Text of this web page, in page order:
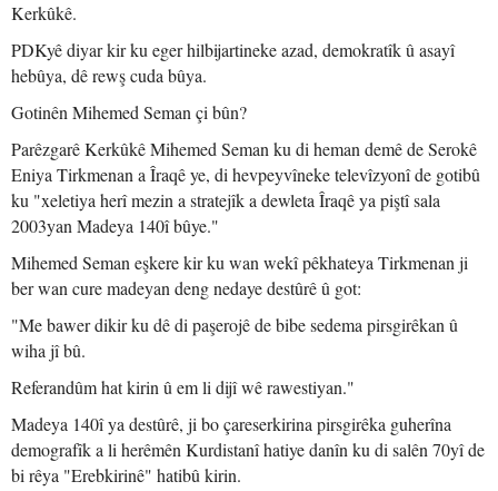
Kerkûkê.
PDKyê diyar kir ku eger hilbijartineke azad, demokratîk û asayî
hebûya, dê rewş cuda bûya.
Gotinên Mihemed Seman çi bûn?
Parêzgarê Kerkûkê Mihemed Seman ku di heman demê de Serokê
Eniya Tirkmenan a Îraqê ye, di hevpeyvîneke televîzyonî de gotibû
ku "xeletiya herî mezin a stratejîk a dewleta Îraqê ya piştî sala
2003yan Madeya 140î bûye."
Mihemed Seman eşkere kir ku wan wekî pêkhateya Tirkmenan ji
ber wan cure madeyan deng nedaye destûrê û got:
"Me bawer dikir ku dê di paşerojê de bibe sedema pirsgirêkan û
wiha jî bû.
Referandûm hat kirin û em li dijî wê rawestiyan."
Madeya 140î ya destûrê, ji bo çareserkirina pirsgirêka guherîna
demografîk a li herêmên Kurdistanî hatiye danîn ku di salên 70yî de
bi rêya "Erebkirinê" hatibû kirin.